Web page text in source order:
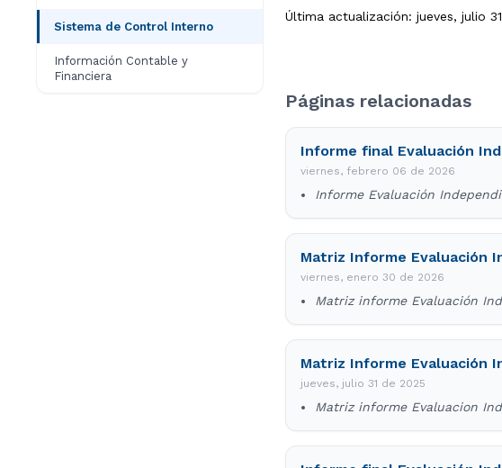
Sistema de Control Interno
Información Contable y
Financiera
Última actualización: jueves, julio
Páginas relacionadas
Informe final Evaluación
viernes, febrero 06 de 2026
Informe Evaluación
Matriz Informe Evaluación
viernes, enero 30 de 2026
Matriz informe Evaluación
Matriz Informe Evaluación
jueves, julio 31 de 2025
Matriz informe Evaluacion